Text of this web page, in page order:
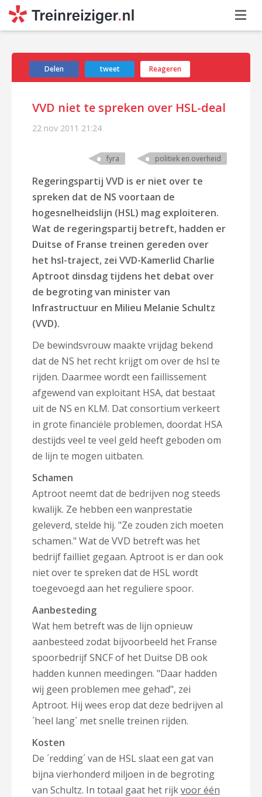
Delen tweet Reageren
VVD niet te spreken over HSL-deal
22 nov 2011 21:24
fyra politiek en overheid
Regeringspartij VVD is er niet over te
spreken dat de NS voortaan de
hogesnelheidslijn (HSL) mag exploiteren.
Wat de regeringspartij betreft, hadden er
Duitse of Franse treinen gereden over
het hsl-traject, zei VVD-Kamerlid Charlie
Aptroot dinsdag tijdens het debat over
de begroting van minister van
Infrastructuur en Milieu Melanie Schultz
(VVD).
De bewindsvrouw maakte vrijdag bekend
dat de NS het recht krijgt om over de hsl te
rijden. Daarmee wordt een faillissement
afgewend van exploitant HSA, dat bestaat
uit de NS en KLM. Dat consortium verkeert
in grote financiële problemen, doordat HSA
destijds veel te veel geld heeft geboden om
de lijn te mogen uitbaten.
Schamen
Aptroot neemt dat de bedrijven nog steeds
kwalijk. Ze hebben een wanprestatie
geleverd, stelde hij. "Ze zouden zich moeten
schamen." Wat de VVD betreft was het
bedrijf failliet gegaan. Aptroot is er dan ook
niet over te spreken dat de HSL wordt
toegevoegd aan het reguliere spoor.
Aanbesteding
Wat hem betreft was de lijn opnieuw
aanbesteed zodat bijvoorbeeld het Franse
spoorbedrijf SNCF of het Duitse DB ook
hadden kunnen meedingen. "Daar hadden
wij geen problemen mee gehad", zei
Aptroot. Hij wees erop dat deze bedrijven al
´heel lang´ met snelle treinen rijden.
Kosten
De ´redding´ van de HSL slaat een gat van
bijna vierhonderd miljoen in de begroting
van Schultz. In totaal gaat het rijkvoor één